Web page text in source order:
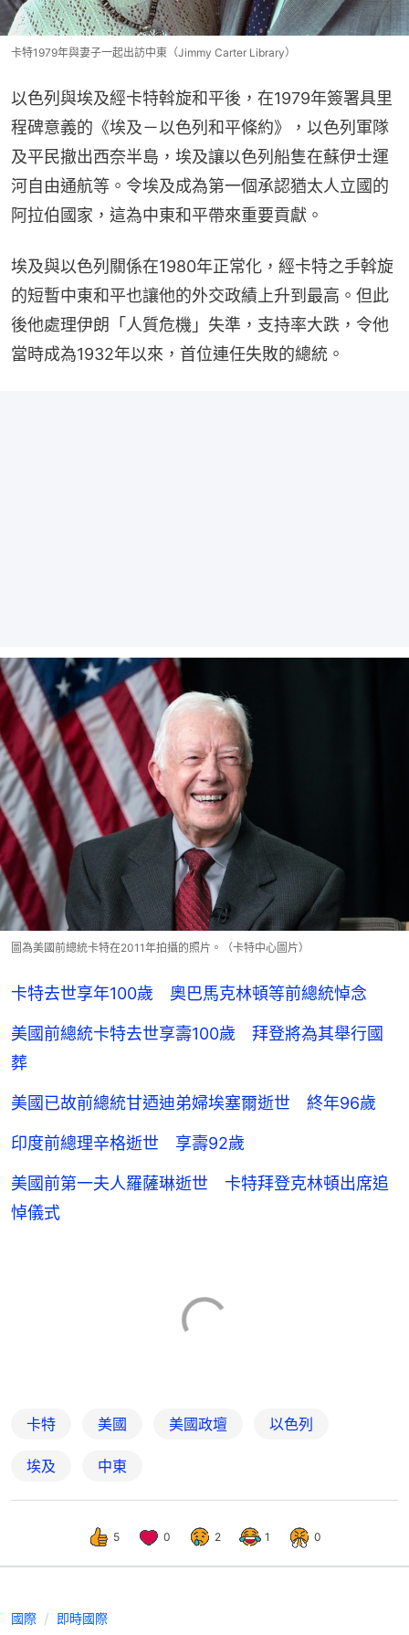
卡特1979年與妻子一起出訪中東（Jimmy Carter Library）
以色列與埃及經卡特斡旋和平後，在1979年簽署具里
程碑意義的《埃及－以色列和平條約》，以色列軍隊
及平民撤出西奈半島，埃及讓以色列船隻在蘇伊士運
河自由通航等。令埃及成為第一個承認猶太人立國的
阿拉伯國家，這為中東和平帶來重要貢獻。
埃及與以色列關係在1980年正常化，經卡特之手斡旋
的短暫中東和平也讓他的外交政績上升到最高。但此
後他處理伊朗「人質危機」失準，支持率大跌，令他
當時成為1932年以來，首位連任失敗的總統。
圖為美國前總統卡特在2011年拍攝的照片。（卡特中心圖片）
卡特去世享年100歲 奧巴馬克林頓等前總統悼念
美國前總統卡特去世享壽100歲 拜登將為其舉行國
葬
美國已故前總統甘迺迪弟婦埃塞爾逝世 終年96歲
印度前總理辛格逝世 享壽92歲
美國前第一夫人羅薩琳逝世 卡特拜登克林頓出席追
悼儀式
卡特 美國 美國政壇 以色列
埃及 中東
5 0 2 1 0
國際 即時國際